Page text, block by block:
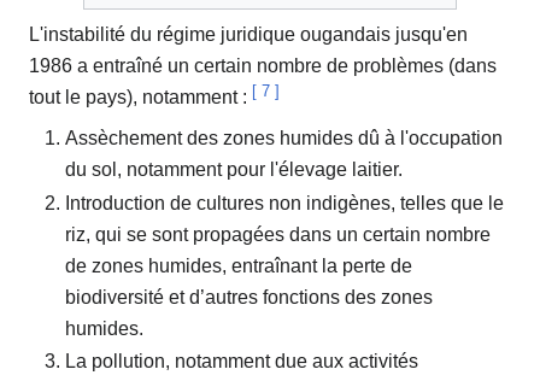
L'instabilité du régime juridique ougandais jusqu'en
1986 a entraîné un certain nombre de problèmes (dans
tout le pays), notamment : [ 7 ]
Assèchement des zones humides dû à l'occupation
du sol, notamment pour l'élevage laitier.
Introduction de cultures non indigènes, telles que le
riz, qui se sont propagées dans un certain nombre
de zones humides, entraînant la perte de
biodiversité et d’autres fonctions des zones
humides.
La pollution, notamment due aux activités